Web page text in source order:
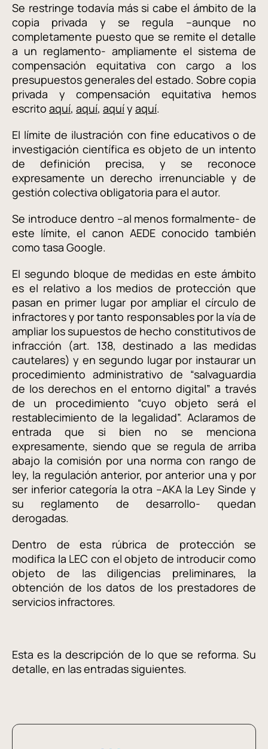
Se restringe todavía más si cabe el ámbito de la
copia privada y se regula –aunque no
completamente puesto que se remite el detalle
a un reglamento- ampliamente el sistema de
compensación equitativa con cargo a los
presupuestos generales del estado. Sobre copia
privada y compensación equitativa hemos
escrito aquí, aquí, aquíy aquí.
El límite de ilustración con fine educativos o de
investigación científica es objeto de un intento
de definición precisa, y se reconoce
expresamente un derecho irrenunciable y de
gestión colectiva obligatoria para el autor.
Se introduce dentro –al menos formalmente- de
este límite, el canon AEDE conocido también
como tasa Google.
El segundo bloque de medidas en este ámbito
es el relativo a los medios de protección que
pasan en primer lugar por ampliar el círculo de
infractores y por tanto responsables por la vía de
ampliar los supuestos de hecho constitutivos de
infracción (art. 138, destinado a las medidas
cautelares) y en segundo lugar por instaurar un
procedimiento administrativo de “salvaguardia
de los derechos en el entorno digital” a través
de un procedimiento “cuyo objeto será el
restablecimiento de la legalidad”. Aclaramos de
entrada que si bien no se menciona
expresamente, siendo que se regula de arriba
abajo la comisión por una norma con rango de
ley, la regulación anterior, por anterior una y por
ser inferior categoría la otra –AKA la Ley Sinde y
su reglamento de desarrollo- quedan
derogadas.
Dentro de esta rúbrica de protección se
modifica la LEC con el objeto de introducir como
objeto de las diligencias preliminares, la
obtención de los datos de los prestadores de
servicios infractores.
Esta es la descripción de lo que se reforma. Su
detalle, en las entradas siguientes.